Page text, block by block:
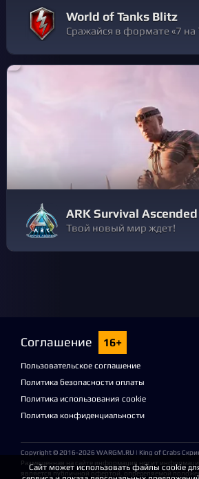
World of Tanks Blitz
ARK Survival Ascended
Твой новый мир ждет!
Соглашение 16+
Пользовательское соглашение
Политика безопасности оплаты
Политика использования cookie
Политика конфиденциальности
Copyright © 2016-2026 WARGM.RU | King of Crabs
Размещенная на сайте информация носит
является публичной офертой, определяемой
Сайт может использовать файлы cookie